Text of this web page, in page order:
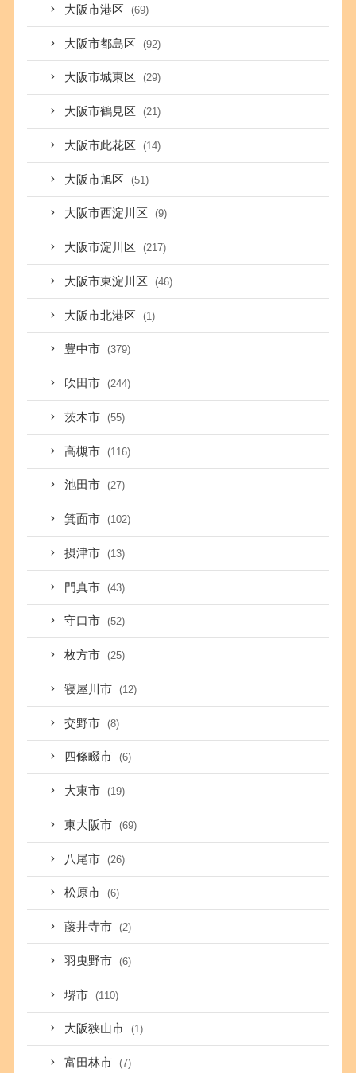
大阪市港区 (69)
大阪市都島区 (92)
大阪市城東区 (29)
大阪市鶴見区 (21)
大阪市此花区 (14)
大阪市旭区 (51)
大阪市西淀川区 (9)
大阪市淀川区 (217)
大阪市東淀川区 (46)
大阪市北港区 (1)
豊中市 (379)
吹田市 (244)
茨木市 (55)
高槻市 (116)
池田市 (27)
箕面市 (102)
摂津市 (13)
門真市 (43)
守口市 (52)
枚方市 (25)
寝屋川市 (12)
交野市 (8)
四條畷市 (6)
大東市 (19)
東大阪市 (69)
八尾市 (26)
松原市 (6)
藤井寺市 (2)
羽曳野市 (6)
堺市 (110)
大阪狭山市 (1)
富田林市 (7)